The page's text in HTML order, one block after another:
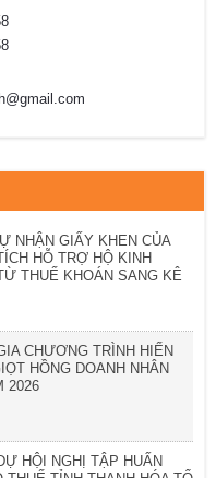
NHẬN GIẤY KHEN CỦA
HỖ TRỢ HỘ KINH
THUẾ KHOÁN SANG KÊ
CHƯƠNG TRÌNH HIẾN
HỒNG DOANH NHÂN
2026
HỘI NGHỊ TẬP HUẤN